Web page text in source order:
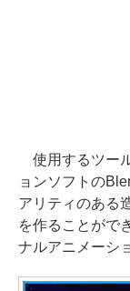
使用するツー
ョンソフトの
アリティのある
を作ることがで
ナルアニメーシ